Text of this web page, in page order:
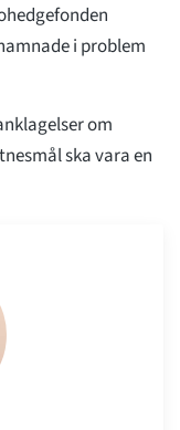
i problem
om
ska vara en